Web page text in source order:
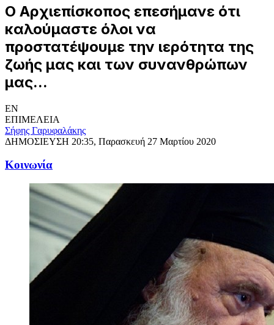
Ο Αρχιεπίσκοπος επεσήμανε ότι
καλούμαστε όλοι να
προστατέψουμε την ιερότητα της
ζωής μας και των συνανθρώπων
μας...
EN
ΕΠΙΜΕΛΕΙΑ
Σήφης Γαρυφαλάκης
ΔΗΜΟΣΙΕΥΣΗ 20:35, Παρασκευή 27 Μαρτίου 2020
Κοινωνία